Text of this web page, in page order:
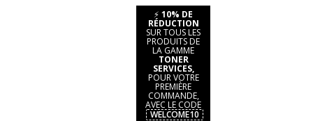
⚡ 10% DE
RÉDUCTION
SUR TOUS LES
PRODUITS DE
LA GAMME
TONER
SERVICES,
POUR VOTRE
PREMIÈRE
COMMANDE,
AVEC LE CODE
WELCOME10